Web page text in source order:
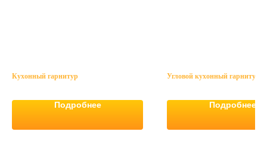
Кухонный гарнитур
Подробнее
Угловой кухонный гарнитур
Подробнее